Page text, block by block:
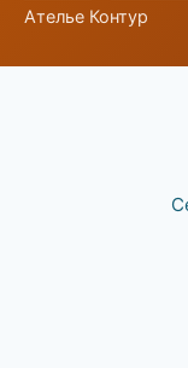
Ателье Контур